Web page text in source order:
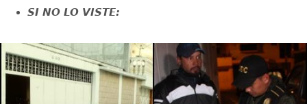
SI NO LO VISTE: